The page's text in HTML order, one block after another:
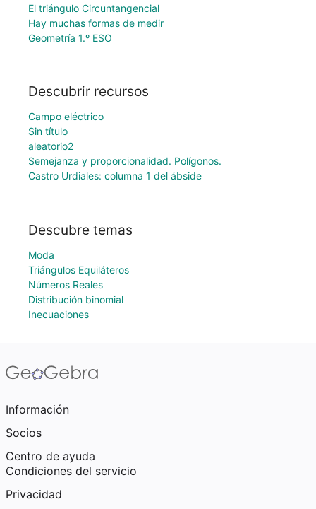
El triángulo Circuntangencial
Hay muchas formas de medir
Geometría 1.º ESO
Descubrir recursos
Campo eléctrico
Sin título
aleatorio2
Semejanza y proporcionalidad. Polígonos.
Castro Urdiales: columna 1 del ábside
Descubre temas
Moda
Triángulos Equiláteros
Números Reales
Distribución binomial
Inecuaciones
Información
Socios
Centro de ayuda
Condiciones del servicio
Privacidad